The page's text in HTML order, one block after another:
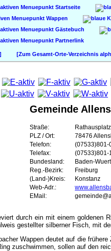
Startseite
Wappen
Gästebuch
Partnerlink
[Zum Gesamt-Orte-Verzeichnis
Gemeinde
Straße:
Rathausplatz
PLZ / Ort:
78476
Telefon:
(07533)801-
Telefax:
(07533)801-
Bundesland:
Baden-
Reg.-Bezirk:
Freiburg
(Land-)Kreis:
Konstanz
Web-Adr.:
EMail:
durch ein mit einem goldenen
gestellter silberner Fisch, mit
Wappen deutet auf die
zuschwimmen, sollen auf den